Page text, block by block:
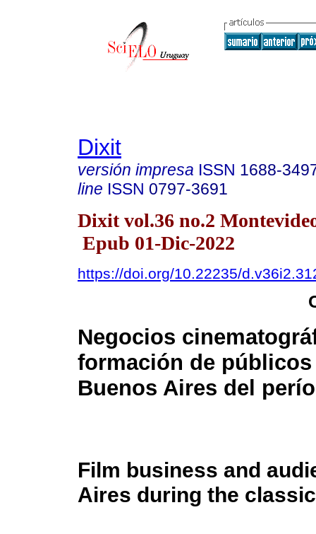
Dixit
versión impresa ISSN 1688-
line ISSN 0797-3691
Dixit vol.36 no.2
Epub 01-Dic-2022
https://doi.org/10.22235/
Negocios
formación de públicos
Buenos Aires del
Film business and
Aires during the